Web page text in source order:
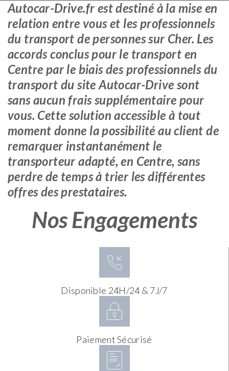
Autocar-Drive.fr est destiné à la mise en
relation entre vous et les professionnels
du transport de personnes sur Cher. Les
accords conclus pour le transport en
Centre par le biais des professionnels du
transport du site Autocar-Drive sont
sans aucun frais supplémentaire pour
vous. Cette solution accessible à tout
moment donne la possibilité au client de
remarquer instantanément le
transporteur adapté, en Centre, sans
perdre de temps à trier les différentes
offres des prestataires.
Nos Engagements
Disponible 24H/24 & 7J/7
Paiement Sécurisé